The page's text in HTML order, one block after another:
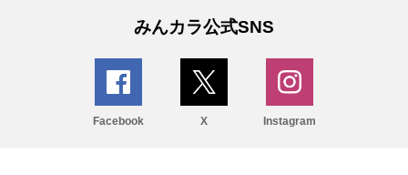
みんカラ公式SNS
Facebook X Instagram